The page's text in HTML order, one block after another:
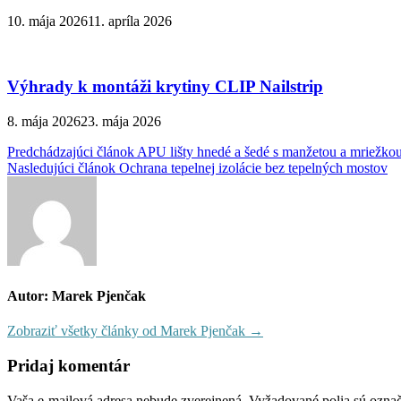
10. mája 202611. apríla 2026
Výhrady k montáži krytiny CLIP Nailstrip
8. mája 202623. mája 2026
Navigácia
v
článku
Predchádzajúci článok APU lišty hnedé a šedé s manžetou a mriežkou
Nasledujúci článok Ochrana tepelnej izolácie bez tepelných mostov
Autor: Marek Pjenčak
Zobraziť všetky články od Marek Pjenčak →
Pridaj komentár